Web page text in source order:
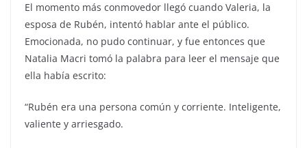
El momento más conmovedor llegó cuando Valeria, la
esposa de Rubén, intentó hablar ante el público.
Emocionada, no pudo continuar, y fue entonces que
Natalia Macri tomó la palabra para leer el mensaje que
ella había escrito:
“Rubén era una persona común y corriente. Inteligente,
valiente y arriesgado.